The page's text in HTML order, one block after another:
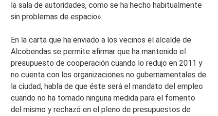
la sala de autoridades, como se ha hecho habitualmente
sin problemas de espacio».
En la carta que ha enviado a los vecinos el alcalde de
Alcobendas se permite afirmar que ha mantenido el
presupuesto de cooperación cuando lo redujo en 2011 y
no cuenta con los organizaciones no gubernamentales de
la ciudad, habla de que éste será el mandato del empleo
cuando no ha tomado ninguna medida para el fomento
del mismo y rechazó en el pleno de presupuestos de